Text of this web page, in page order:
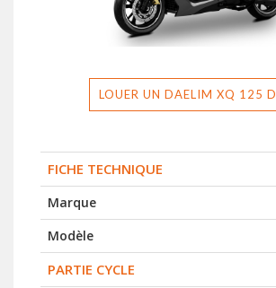
LOUER UN DAELIM XQ 125 D
FICHE TECHNIQUE
Marque
Modèle
PARTIE CYCLE